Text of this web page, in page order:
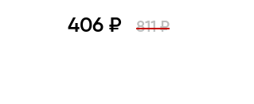
406 ₽ 811 ₽